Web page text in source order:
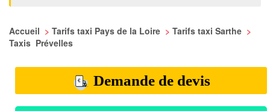
Accueil > Tarifs taxi Pays de la Loire > Tarifs taxi Sarthe >
Taxis Prévelles
Demande de devis